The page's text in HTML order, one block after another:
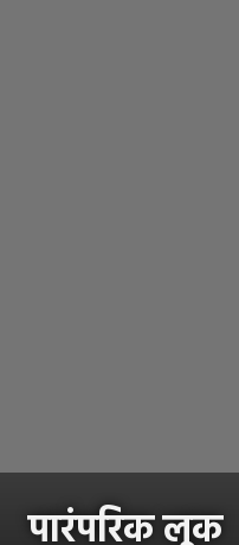
पारंपरिक लूक